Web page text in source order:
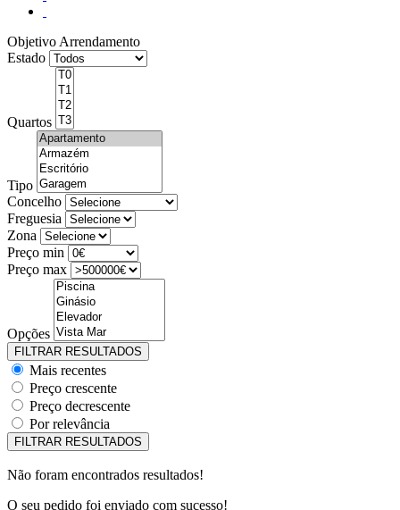
Objetivo Arrendamento
Estado
Quartos
Tipo
Concelho
Freguesia
Zona
Preço min
Preço max
Opções
Mais recentes
Preço crescente
Preço decrescente
Por relevância
Não foram encontrados resultados!
O seu pedido foi enviado com sucesso!